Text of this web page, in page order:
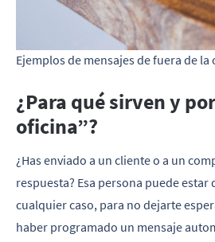
Ejemplos de mensajes de fuera de
¿Para qué sirven y
oficina”?
¿Has enviado a un cliente o a un
respuesta? Esa persona puede
cualquier caso, para no dejarte
haber programado un mensaje